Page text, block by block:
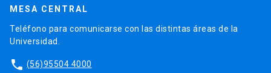
MESA CENTRAL
Teléfono para comunicarse con las distintas áreas de la
Universidad.
phone (56)95504 4000